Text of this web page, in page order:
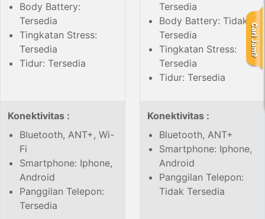
Body Battery:
Tersedia
Tingkatan Stress:
Tersedia
Tidur: Tersedia
Tersedia
Body Battery: Tidak
Tersedia
Tingkatan Stress:
Tersedia
Tidur: Tersedia
Konektivitas :
Bluetooth, ANT+, Wi-
Fi
Smartphone: Iphone,
Android
Panggilan Telepon:
Tersedia
Konektivitas :
Bluetooth, ANT+
Smartphone: Iphone,
Android
Panggilan Telepon:
Tidak Tersedia